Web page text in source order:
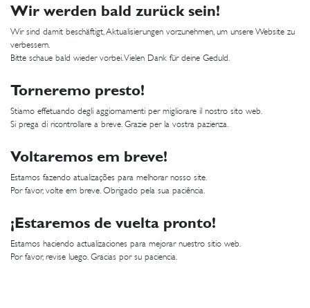
Wir werden bald zurück sein!
Wir sind damit beschäftigt, Aktualisierungen vorzunehmen, um unsere Website zu
verbessern.
Bitte schaue bald wieder vorbei. Vielen Dank für deine Geduld.
Torneremo presto!
Stiamo effetuando degli aggiornamenti per migliorare il nostro sito web.
Si prega di ricontrollare a breve. Grazie per la vostra pazienza.
Voltaremos em breve!
Estamos fazendo atualizações para melhorar nosso site.
Por favor, volte em breve. Obrigado pela sua paciência.
¡Estaremos de vuelta pronto!
Estamos haciendo actualizaciones para mejorar nuestro sitio web.
Por favor, revise luego. Gracias por su paciencia.